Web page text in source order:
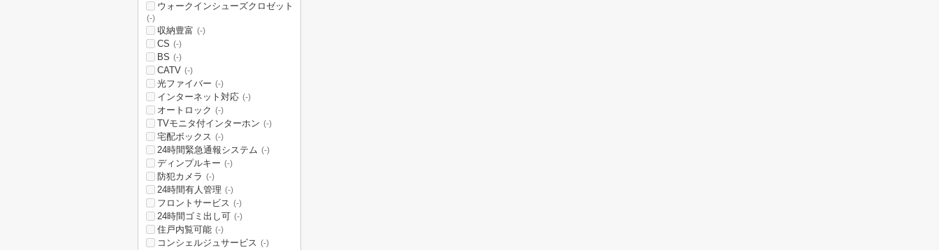
ウォークインシューズクロゼット
(-)
収納豊富 (-)
CS (-)
BS (-)
CATV (-)
光ファイバー (-)
インターネット対応 (-)
オートロック (-)
TVモニタ付インターホン (-)
宅配ボックス (-)
24時間緊急通報システム (-)
ディンプルキー (-)
防犯カメラ (-)
24時間有人管理 (-)
フロントサービス (-)
24時間ゴミ出し可 (-)
住戸内覧可能 (-)
コンシェルジュサービス (-)